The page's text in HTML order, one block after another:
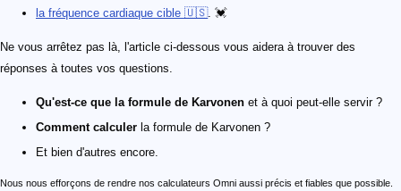
la fréquence cardiaque cible 🇺🇸. 💓
Ne vous arrêtez pas là, l'article ci-dessous vous aidera à trouver des
réponses à toutes vos questions.
Qu'est-ce que la formule de Karvonen et à quoi peut-elle servir ?
Comment calculer la formule de Karvonen ?
Et bien d'autres encore.
Nous nous efforçons de rendre nos calculateurs Omni aussi précis et fiables que possible.